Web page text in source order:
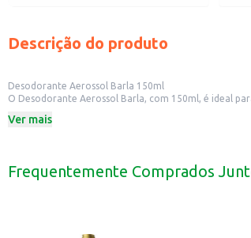
Descrição do produto
Desodorante Aerossol Barla 150ml
O Desodorante Aerossol Barla, com 150ml, é ideal
Dicas de Uso:
Pode ser utilizado em atividades físicas para auxiliar
Ver mais
Frequentemente Comprados